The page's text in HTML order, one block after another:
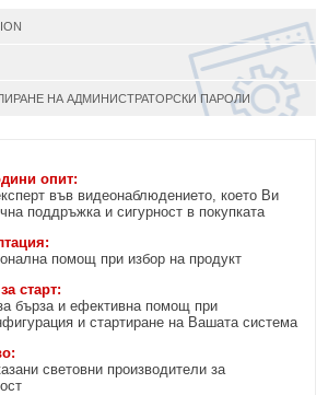
НА АДМИНИСТРАТОРСКИ ПАРОЛИ
опит:
във видеонаблюдението, което Ви
поддръжка и сигурност в покупката
помощ при избор на продукт
старт:
бърза и ефективна помощ при
и стартиране на Вашата система
световни производители за